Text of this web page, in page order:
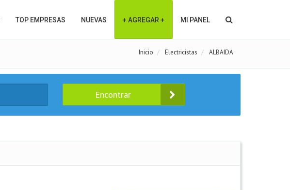
TOP EMPRESAS NUEVAS + AGREGAR + MI PANEL
Inicio Electricistas ALBAIDA
Encontrar